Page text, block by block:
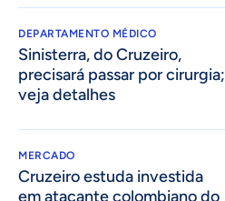
DEPARTAMENTO MÉDICO
Sinisterra, do Cruzeiro,
precisará passar por cirurgia;
veja detalhes
MERCADO
Cruzeiro estuda investida
em atacante colombiano do